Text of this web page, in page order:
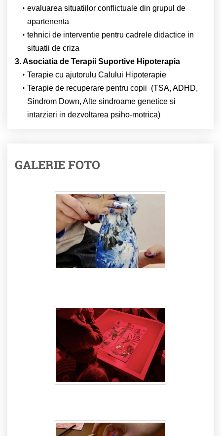
evaluarea situatiilor conflictuale din grupul de
apartenenta
tehnici de interventie pentru cadrele didactice in
situatii de criza
3. Asociatia de Terapii Suportive Hipoterapia
Terapie cu ajutorulu Calului Hipoterapie
Terapie de recuperare pentru copii (TSA, ADHD,
Sindrom Down, Alte sindroame genetice si
intarzieri in dezvoltarea psiho-motrica)
GALERIE FOTO